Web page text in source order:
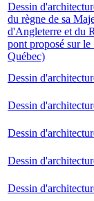
Dessin
du règne de sa
d'Angleterre et du
pont proposé sur
Québec)
Dessin
Dessin
Dessin
Dessin
Dessin